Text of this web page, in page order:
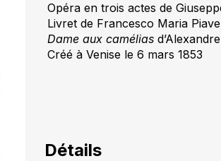
Opéra en trois actes de
Livret de Francesco Maria Piave
Dame aux camélias
Créé à Venise le 6 mars 1853
Détails